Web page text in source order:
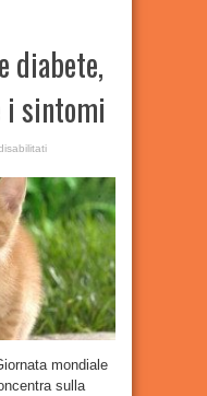
diabete,
i sintomi
su
diabete,
come
riconoscere
i
sintomi
mondiale
sulla